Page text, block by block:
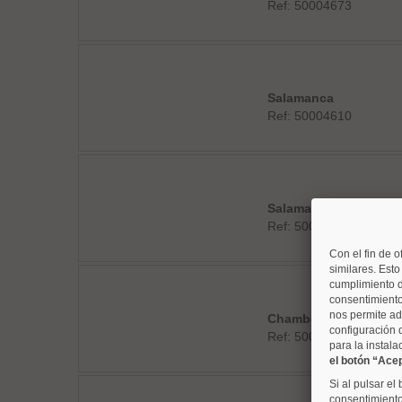
Ref: 50004673
Salamanca
Ref: 50004610
Salamanca
Ref: 50004785
Chamberí
Ref: 50004795
Con el fin de
similares.
cumplimiento
nos permite
configuración
para la
el botón
Si al pulsar el